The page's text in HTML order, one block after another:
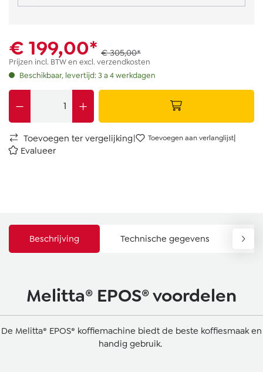
€ 199,00* € 305,00*
Prijzen incl. BTW en excl. verzendkosten
Beschikbaar, levertijd: 3 a 4 werkdagen
Toevoegen ter vergelijking| Toevoegen aan verlanglijst|
Evalueer
Beschrijving Technische gegevens
Melitta® EPOS® voordelen
De Melitta® EPOS® koffiemachine biedt de beste koffiesmaak en
handig gebruik.